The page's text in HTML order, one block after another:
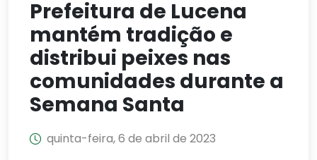
Prefeitura de Lucena
mantém tradição e
distribui peixes nas
comunidades durante a
Semana Santa
quinta-feira, 6 de abril de 2023